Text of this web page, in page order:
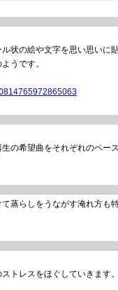
ツ！ 講師：
、初
状の絵や文字を思い思いに
うです。
スン 講師：
の希望曲をそれぞれのペー
：ナタリー
蒸らしをうながす淹れ方も
講師：伊藤
トレスをほぐしていきます